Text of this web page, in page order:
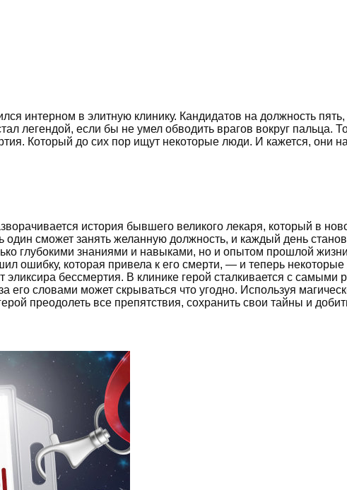
интерном в элитную клинику. Кандидатов на должность
легендой, если бы не умел обводить врагов вокруг пальца.
Который до сих пор ищут некоторые люди. И кажется, они
история бывшего великого лекаря, который в
один сможет занять желанную должность, и каждый день
глубокими знаниями и навыками, но и опытом прошлой
ошибку, которая привела к его смерти, — и теперь
бессмертия. В клинике герой сталкивается с
его словами может скрываться что угодно. Используя
преодолеть все препятствия, сохранить свои тайны и